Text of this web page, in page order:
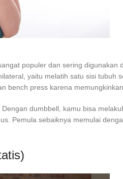
populer dan sering
yaitu melatih satu sisi
bench press karena
dumbbell, kamu bisa
Pemula sebaiknya memulai